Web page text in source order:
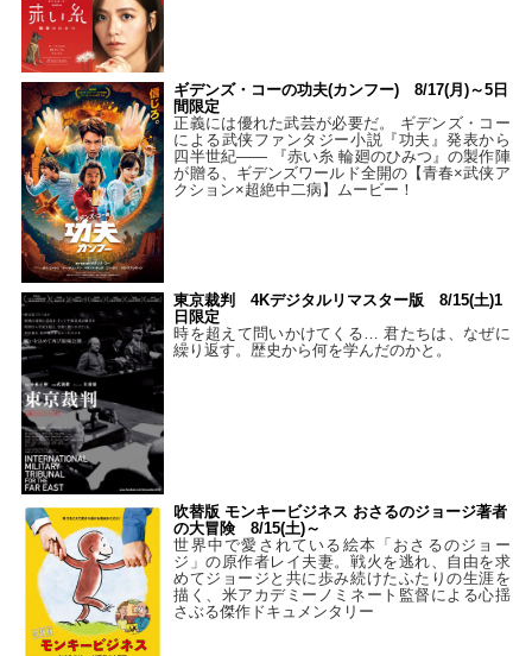
ギデンズ・コーの功夫(カンフー) 8/17(月)～5日
間限定
正義には優れた武芸が必要だ。 ギデンズ・コー
による武侠ファンタジー小説『功夫』発表から
四半世紀―― 『赤い糸 輪廻のひみつ』の製作陣
が贈る、ギデンズワールド全開の【青春×武侠ア
クション×超絶中二病】ムービー！
東京裁判 4Kデジタルリマスター版 8/15(土)1
日限定
時を超えて問いかけてくる… 君たちは、なぜに
繰り返す。歴史から何を学んだのかと。
吹替版 モンキービジネス おさるのジョージ著者
の大冒険 8/15(土)～
世界中で愛されている絵本「おさるのジョー
ジ」の原作者レイ夫妻。戦火を逃れ、自由を求
めてジョージと共に歩み続けたふたりの生涯を
描く、米アカデミーノミネート監督による心揺
さぶる傑作ドキュメンタリー